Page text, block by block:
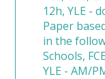
12h, YLE -
Paper
in the
Schools,
YLE - AM/